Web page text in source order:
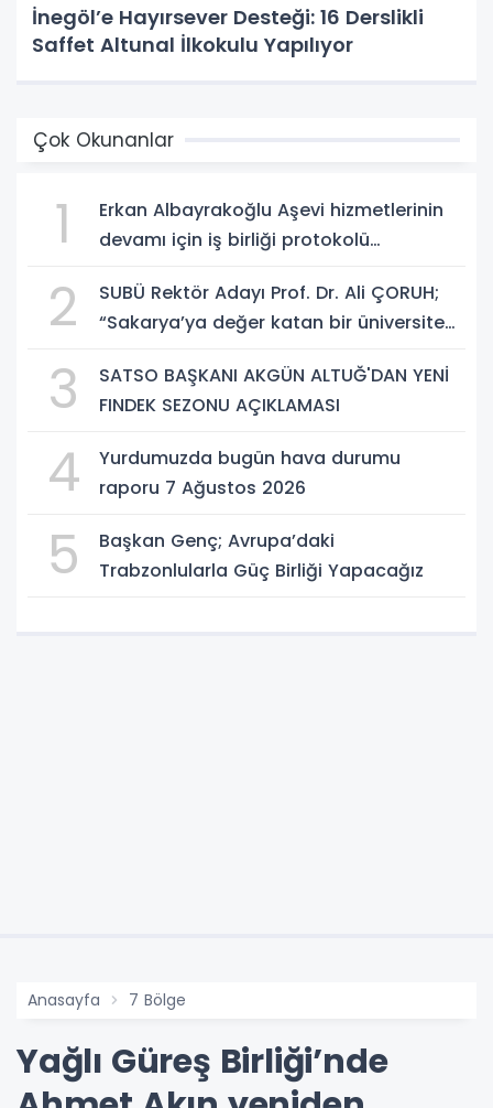
İnegöl’e Hayırsever Desteği: 16 Derslikli
Saffet Altunal İlkokulu Yapılıyor
Çok Okunanlar
1
Erkan Albayrakoğlu Aşevi hizmetlerinin
devamı için iş birliği protokolü
2
SUBÜ Rektör Adayı Prof. Dr. Ali ÇORUH;
“Sakarya’ya değer katan bir üniversite
3
SATSO BAŞKANI AKGÜN ALTUĞ'DAN YENİ
FINDEK SEZONU AÇIKLAMASI
4
Yurdumuzda bugün hava durumu
raporu 7 Ağustos 2026
5
Başkan Genç; Avrupa’daki
Trabzonlularla Güç Birliği Yapacağız
Anasayfa 7 Bölge
Yağlı Güreş Birliği’nde